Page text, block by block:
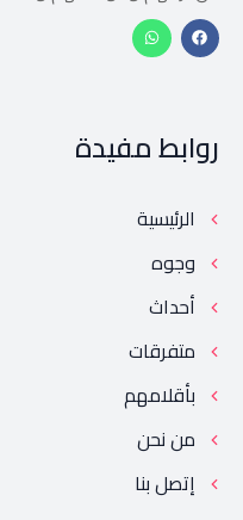
روابط مفيدة
الرئيسية
وجوه
أحداث
متفرقات
بأقلامهم
من نحن
إتصل بنا